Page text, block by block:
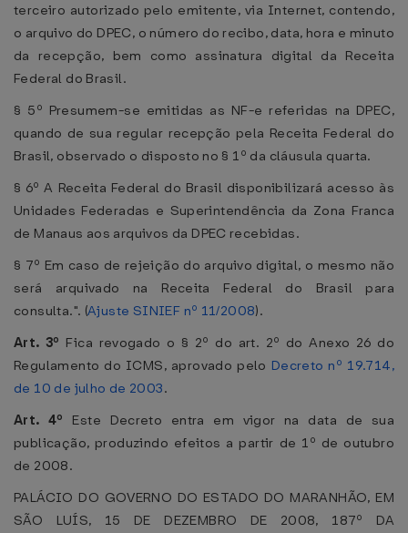
terceiro autorizado pelo emitente, via Internet, contendo,
o arquivo do DPEC, o número do recibo, data, hora e minuto
da recepção, bem como assinatura digital da Receita
Federal do Brasil.
§ 5º Presumem-se emitidas as NF-e referidas na DPEC,
quando de sua regular recepção pela Receita Federal do
Brasil, observado o disposto no § 1º da cláusula quarta.
§ 6º A Receita Federal do Brasil disponibilizará acesso às
Unidades Federadas e Superintendência da Zona Franca
de Manaus aos arquivos da DPEC recebidas.
§ 7º Em caso de rejeição do arquivo digital, o mesmo não
será arquivado na Receita Federal do Brasil para
consulta.". (Ajuste SINIEF nº 11/2008).
Art. 3º Fica revogado o § 2º do art. 2º do Anexo 26 do
Regulamento do ICMS, aprovado pelo Decreto nº 19.714,
de 10 de julho de 2003.
Art. 4º Este Decreto entra em vigor na data de sua
publicação, produzindo efeitos a partir de 1º de outubro
de 2008.
PALÁCIO DO GOVERNO DO ESTADO DO MARANHÃO, EM
SÃO LUÍS, 15 DE DEZEMBRO DE 2008, 187º DA